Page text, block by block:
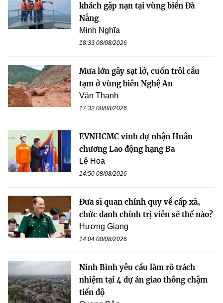
khách gặp nạn tại vùng biển Đà
Nẵng
Minh Nghĩa
18:33 08/08/2026
Mưa lớn gây sạt lở, cuốn trôi cầu
tạm ở vùng biên Nghệ An
Văn Thanh
17:32 08/08/2026
EVNHCMC vinh dự nhận Huân
chương Lao động hạng Ba
Lê Hoa
14:50 08/08/2026
Đưa sĩ quan chính quy về cấp xã,
chức danh chính trị viên sẽ thế nào?
Hương Giang
14:04 08/08/2026
Ninh Bình yêu cầu làm rõ trách
nhiệm tại 4 dự án giao thông chậm
tiến độ